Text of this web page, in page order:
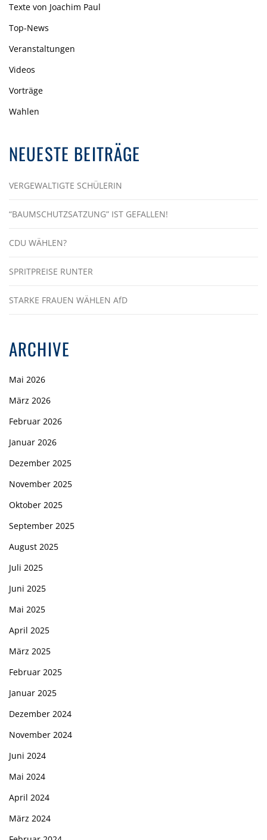
Texte von Joachim Paul
Top-News
Veranstaltungen
Videos
Vorträge
Wahlen
NEUESTE BEITRÄGE
VERGEWALTIGTE SCHÜLERIN
“BAUMSCHUTZSATZUNG” IST GEFALLEN!
CDU WÄHLEN?
SPRITPREISE RUNTER
STARKE FRAUEN WÄHLEN AfD
ARCHIVE
Mai 2026
März 2026
Februar 2026
Januar 2026
Dezember 2025
November 2025
Oktober 2025
September 2025
August 2025
Juli 2025
Juni 2025
Mai 2025
April 2025
März 2025
Februar 2025
Januar 2025
Dezember 2024
November 2024
Juni 2024
Mai 2024
April 2024
März 2024